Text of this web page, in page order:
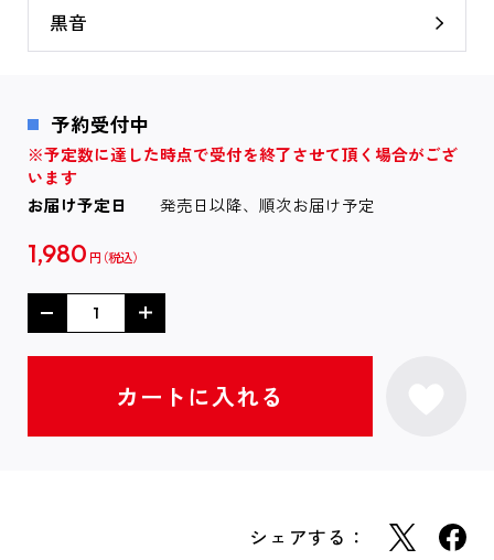
黒音
予約受付中
※予定数に達した時点で受付を終了させて頂く場合がござ
います
お届け予定日
発売日以降、順次お届け予定
1,980 円
シェアする：